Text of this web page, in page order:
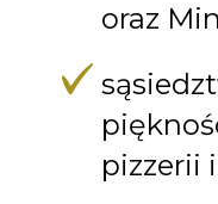
oraz
pizzerii